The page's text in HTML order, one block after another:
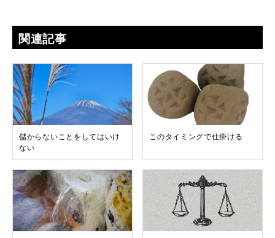
関連記事
儲からないことをしてはいけ
ない
このタイミングで仕掛ける